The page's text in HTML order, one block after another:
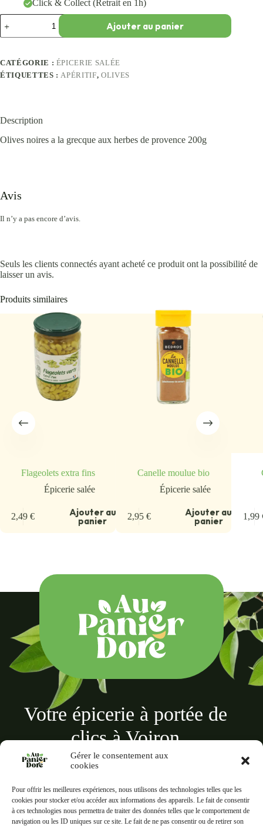
Gérer le consentement aux
cookies
Pour offrir les meilleures expériences, nous utilisons des technologies telles que les
cookies pour stocker et/ou accéder aux informations des appareils. Le fait de consentir
à ces technologies nous permettra de traiter des données telles que le comportement de
navigation ou les ID uniques sur ce site. Le fait de ne pas consentir ou de retirer son
Click & Collect (Retrait en 1h)
Ajouter au panier
CATÉGORIE : ÉPICERIE SALÉE
ÉTIQUETTES :APÉRITIF, OLIVES
Description
Olives noires a la grecque aux herbes de provence 200g
Avis
Il n’y a pas encore d’avis.
Seuls les clients connectés ayant acheté ce produit ont la possibilité de
laisser un avis.
Produits similaires
Flageolets extra fins
Épicerie salée
2,49€ Ajouter au
panier
Canelle moulue bio
Épicerie salée
2,95 € Ajouter au
panier 1,99
Votre épicerie à portée de
clics à Voiron
Au panier doré
18 Rue des Terreaux, 38500 Voiron